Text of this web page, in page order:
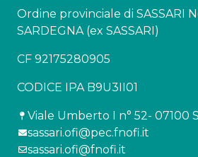
Ordine provinciale di SASSARI
SARDEGNA (ex SASSARI)
CF 92175280905
CODICE IPA B9U3II01
Viale Umberto I n° 52- 07100
sassari.ofi@pec.fnofi.it
sassari.ofi@fnofi.it